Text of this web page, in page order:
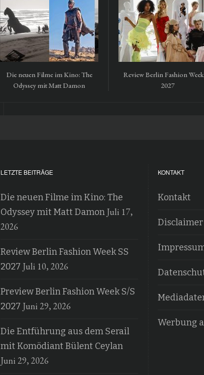
Die neuen Filme im Kino: The
Odyssey mit Matt Damon
Review Berlin Fashion Week
2027
LETZTE BEITRÄGE
Die neuen Filme im Kino: The
Odyssey mit Matt Damon Juli 17,
2026
Review Berlin Fashion Week SS
2027 Juli 10, 2026
Preview Berlin Fashion Week S/S
2027 Juni 29, 2026
Die Entführung aus dem Serail
mit Komödiant Bülent Ceylan
Juni 29, 2026
KONTAKT
Kontakt
Disclaimer
Werbung